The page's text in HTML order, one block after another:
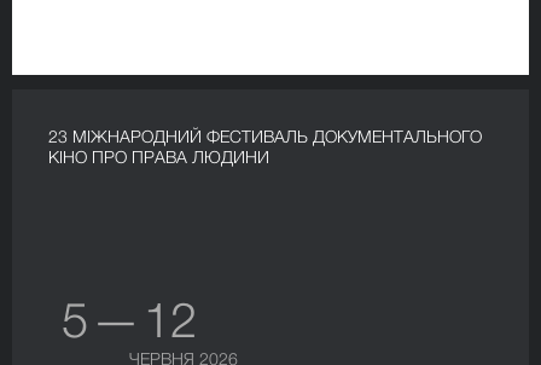
23 МІЖНАРОДНИЙ ФЕСТИВАЛЬ ДОКУМЕНТАЛЬНОГО
КІНО ПРО ПРАВА ЛЮДИНИ
5 — 12
ЧЕРВНЯ 2026